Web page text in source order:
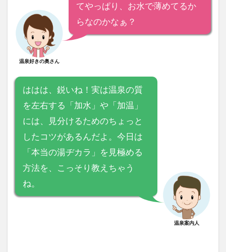
温泉好きの奥さん
てやっぱり、お水で薄めてるか
らなのかなぁ？
ははは、鋭いね！実は温泉の質
を左右する「加水」や「加温」
には、見分けるためのちょっと
したコツがあるんだよ。今日は
「本当の湯ヂカラ」を見極める
方法を、こっそり教えちゃう
ね。
温泉案内人